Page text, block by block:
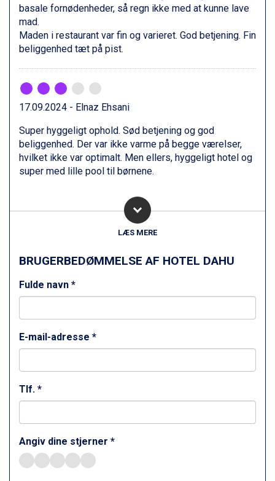
Bad Hofgastein fra DKK 5.495
Champoluc fra DKK 3.795
Sestriere fra DKK 4.395
Fieberbrunn fra DKK 6.145
Wagrain fra DKK 4.645
Ischgl fra DKK 7.095
St. Anton fra DKK 7.245
Zell am See fra DKK 4.095
Canazei fra DKK 4.745
Ponte di Legno fra DKK 4.745
Bad Gastein fra DKK 4.195
Alleghe fra DKK 5.595
Arabba fra DKK 7.045
La Thuile fra DKK 4.595
Cervinia fra DKK 5.295
Passo Tonale fra DKK 3.795
Sölden fra DKK 8.445
Bad Hofgastein fra DKK 5.495
Fieberbrunn fra DKK 6.145
Wagrain fra DKK 4.645
Zell am See fra DKK 4.095
Canazei fra DKK 4.745
Bad Gastein fra DKK 4.195
Alleghe fra DKK 5.595
basale fornødenheder, så regn ikke med at kunne lave
mad.
Maden i restaurant var fin og varieret. God betjening. Fin
beliggenhed tæt på pist.
17.09.2024 - Elnaz Ehsani
Super hyggeligt ophold. Sød betjening og god
beliggenhed. Der var ikke varme på begge værelser,
hvilket ikke var optimalt. Men ellers, hyggeligt hotel og
super med lille pool til børnene.
LÆS MERE
BRUGERBEDØMMELSE AF HOTEL DAHU
Fulde navn *
E-mail-adresse *
Tlf. *
Angiv dine stjerner *